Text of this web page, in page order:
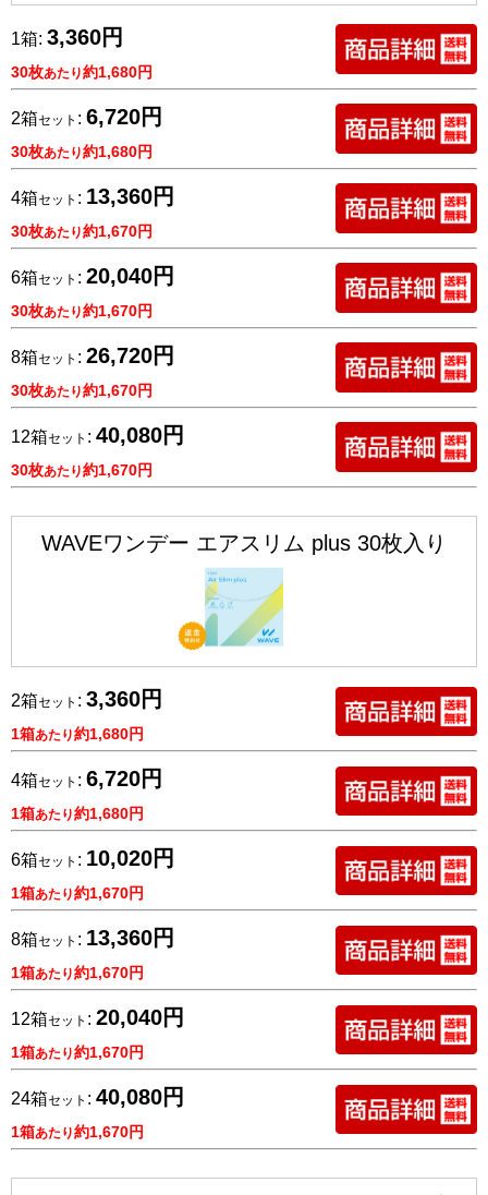
1箱: 3,360円
30枚あたり約1,680円
2箱セット : 6,720円
30枚あたり約1,680円
4箱セット : 13,360円
30枚あたり約1,670円
6箱セット : 20,040円
30枚あたり約1,670円
8箱セット : 26,720円
30枚あたり約1,670円
12箱セット : 40,080円
30枚あたり約1,670円
WAVEワンデー エアスリム plus 30枚入り
2箱セット : 3,360円
1箱あたり約1,680円
4箱セット : 6,720円
1箱あたり約1,680円
6箱セット : 10,020円
1箱あたり約1,670円
8箱セット : 13,360円
1箱あたり約1,670円
12箱セット : 20,040円
1箱あたり約1,670円
24箱セット : 40,080円
1箱あたり約1,670円